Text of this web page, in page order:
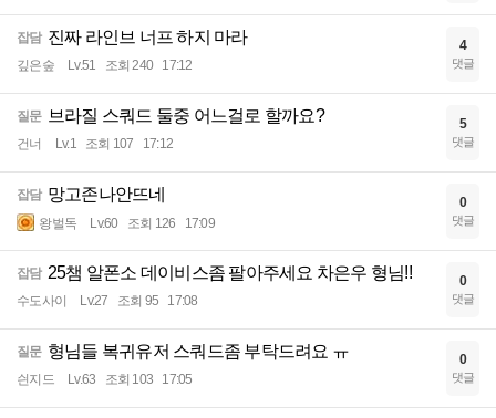
잡담 진짜 라인브 너프 하지 마라
깊은숲 Lv.51 조회 240 17:12
4
댓글
질문 브라질 스쿼드 둘중 어느걸로 할까요?
건너 Lv.1 조회 107 17:12
5
댓글
잡담 망고존나안뜨네
왕벌독 Lv.60 조회 126 17:09
0
댓글
잡담 25챔 알폰소 데이비스좀 팔아주세요 차은우 형님!!
수도사이 Lv.27 조회 95 17:08
0
댓글
질문 형님들 복귀유저 스쿼드좀 부탁드려요 ㅠ
싄지드 Lv.63 조회 103 17:05
0
댓글